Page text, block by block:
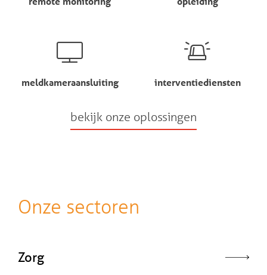
meldkameraansluiting interventiediensten
bekijk onze oplossingen
Onze sectoren
Zorg